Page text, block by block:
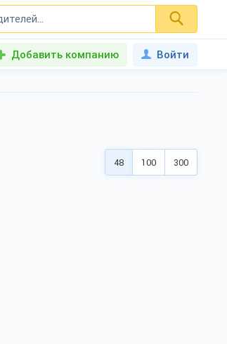
Добавить компанию Войти
48 100 300